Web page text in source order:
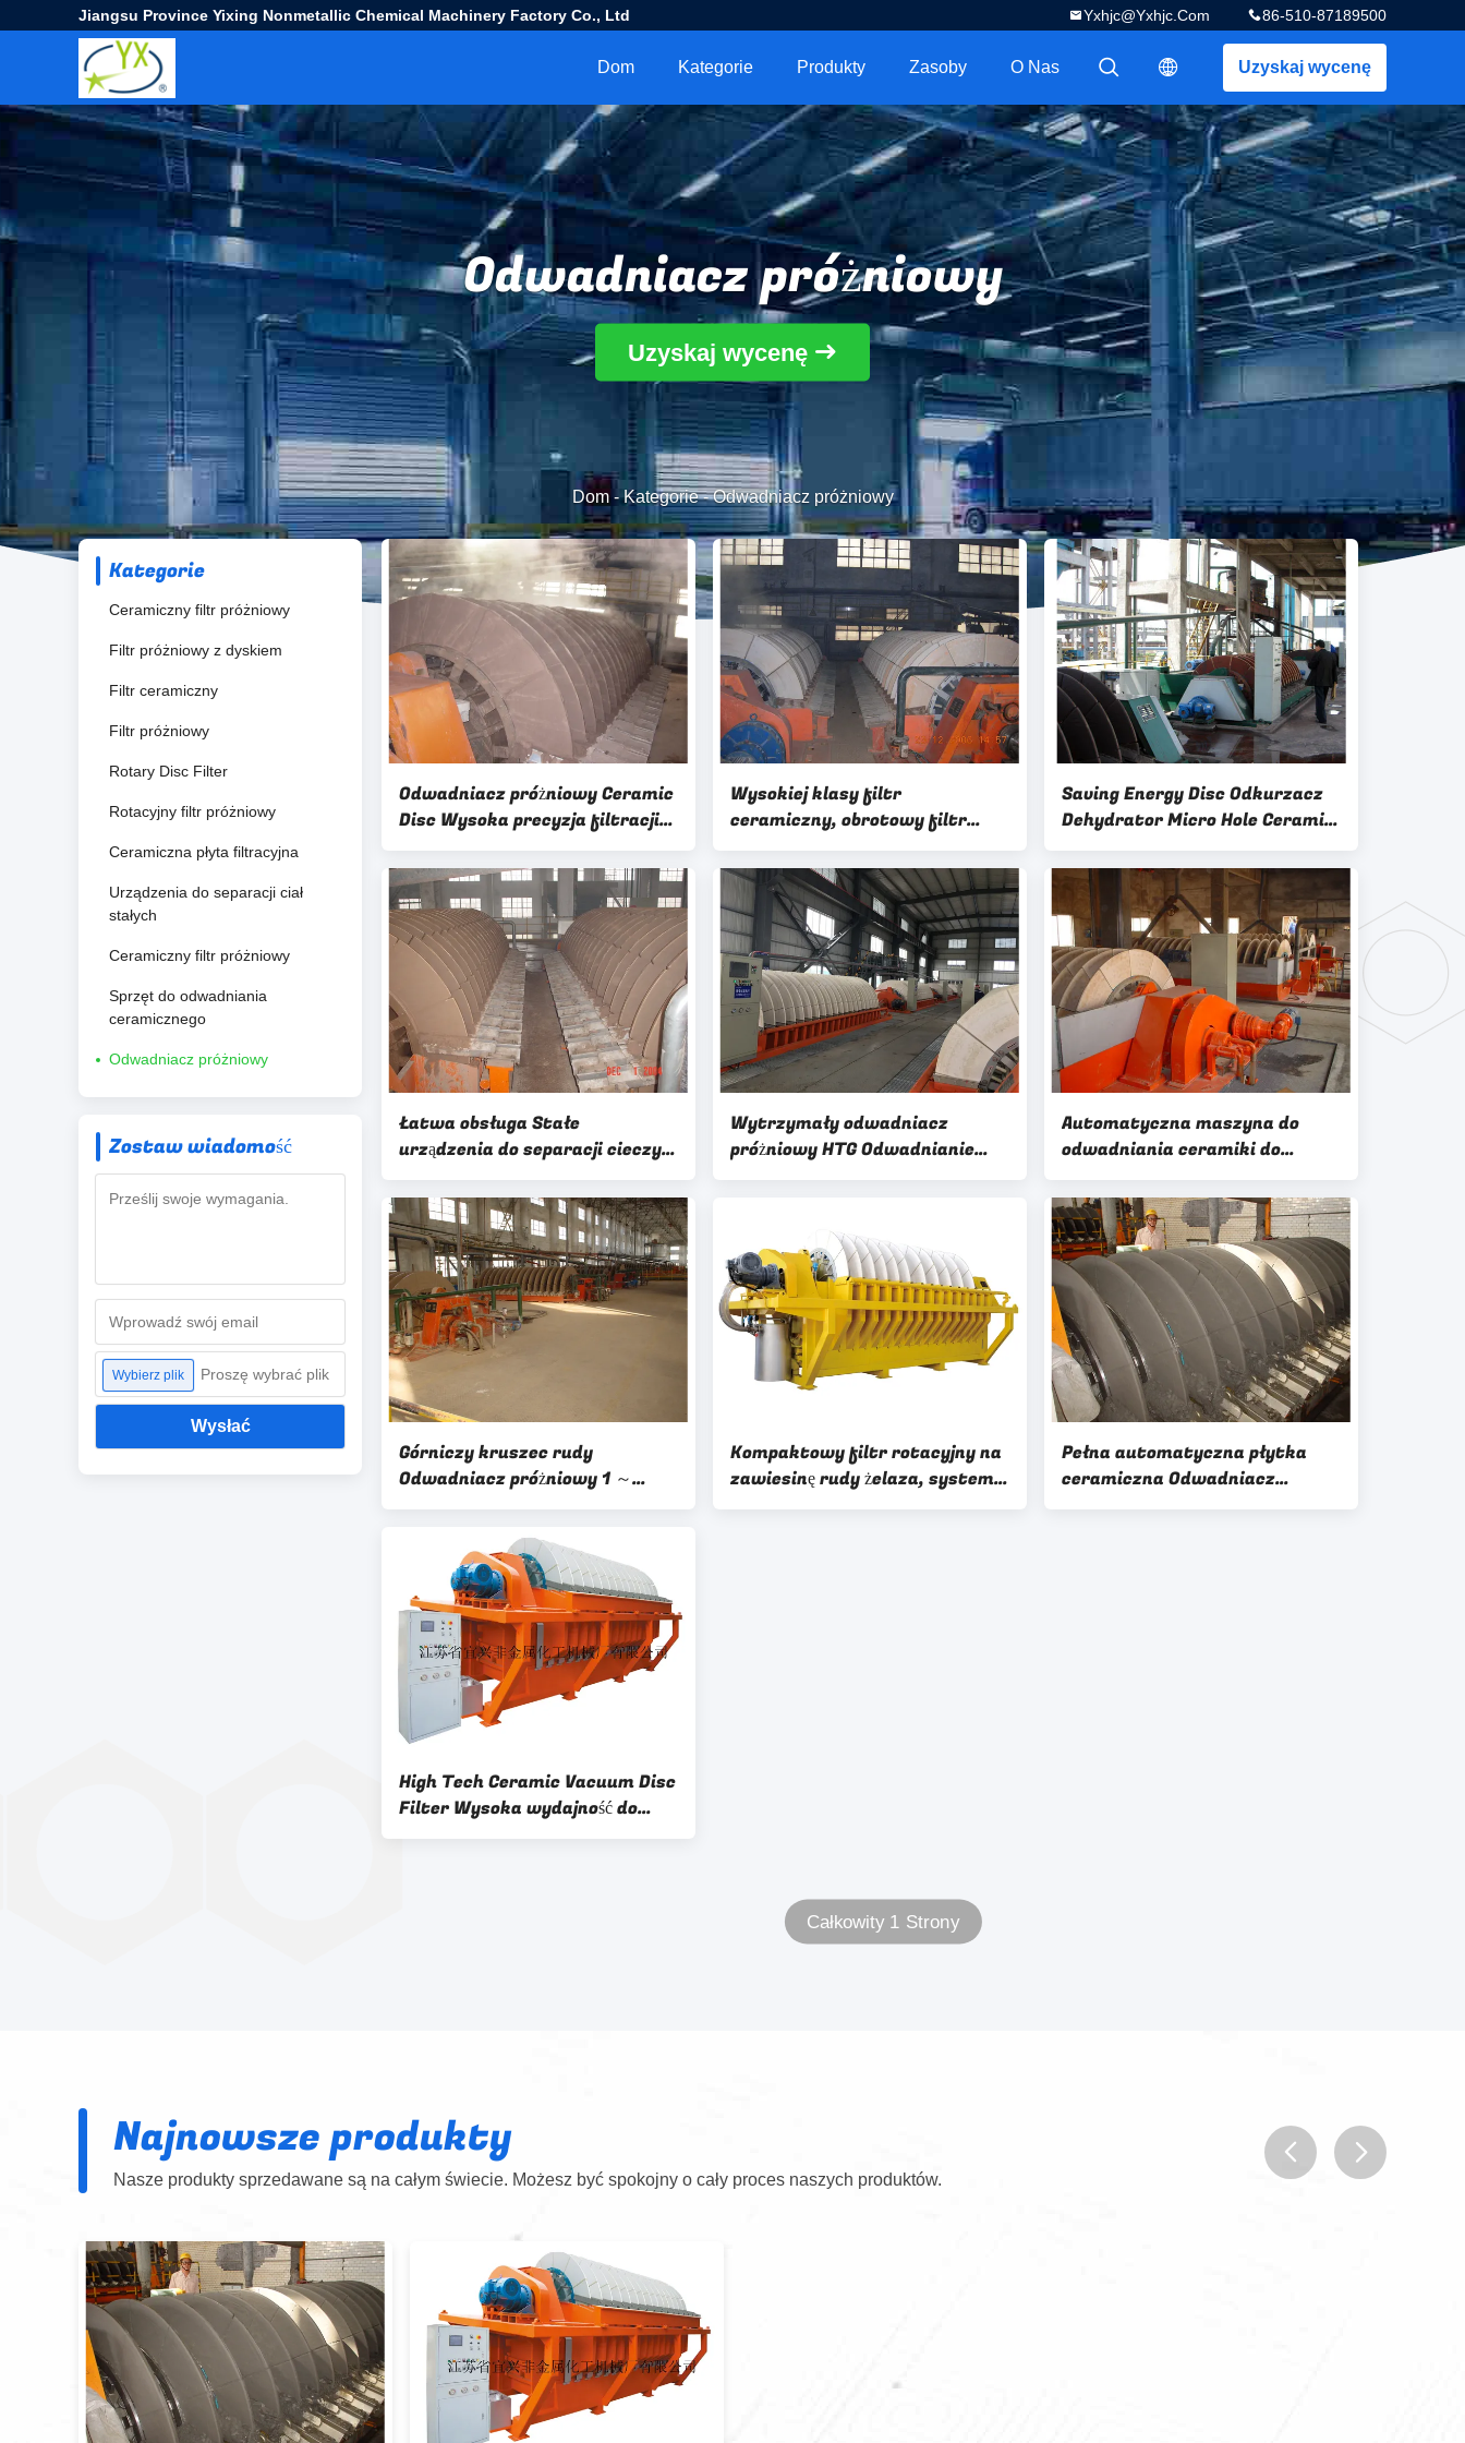
Jiangsu Province Yixing Nonmetallic Chemical Machinery Factory Co., Ltd 86-510-87189500
Yxhjc@yxhjc.com
Uzyskaj wycenę
描述
描述
Dom Kategorie Produkty Zasoby O Nas
Odwadniacz próżniowy
Uzyskaj wycenę
Dom-Kategorie-Odwadniacz próżniowy
Kategorie
Ceramiczny filtr próżniowy
Filtr próżniowy z dyskiem
Filtr ceramiczny
Filtr próżniowy
Rotary Disc Filter
Rotacyjny filtr próżniowy
Ceramiczna płyta filtracyjna
Urządzenia do separacji ciał
stałych
Ceramiczny filtr próżniowy
Sprzęt do odwadniania
ceramicznego
Odwadniacz próżniowy
Zostaw wiadomość
Wybierz plik Proszę wybrać plik
Wysłać
Odwadniacz próżniowy Ceramic
Disc Wysoka precyzja filtracji
do odwadniania osadu
Wysokiej klasy filtr
ceramiczny, obrotowy filtr
tarczowy HTG 21 m2 wysokiej
próżni
Saving Energy Disc Odkurzacz
Dehydrator Micro Hole Ceramic
Plate
Łatwa obsługa Stałe
urządzenia do separacji cieczy,
próżniowy filtr tarczowy
Wytrzymały odwadniacz
próżniowy HTG Odwadnianie
górnicze o wysokiej wydajności
Automatyczna maszyna do
odwadniania ceramiki do
koncentratów / odpadów
Górniczy kruszec rudy
Odwadniacz próżniowy 1 ～
240m2 Obszar filtracji
Oszczędność energii
Kompaktowy filtr rotacyjny na
zawiesinę rudy żelaza, system
filtracji próżniowej
Pełna automatyczna płytka
ceramiczna Odwadniacz
próżniowy Przefiltrowany
High Tech Ceramic Vacuum Disc
Filter Wysoka wydajność do
oddzielnej gnojowicy
Całkowity 1 Strony
Najnowsze produkty
Nasze produkty sprzedawane są na całym świecie. Możesz być spokojny o cały proces naszych produktów.